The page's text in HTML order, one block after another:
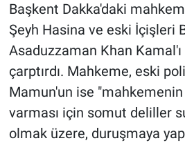
Başkent Dakka'daki
Şeyh Hasina ve eski İçişleri
Asaduzzaman Khan
çarptırdı. Mahkeme, eski
Mamun'un ise
varması için somut deliller
olmak üzere, duruşmaya